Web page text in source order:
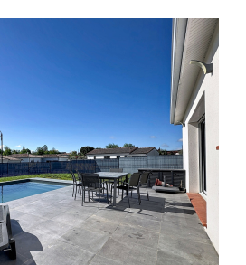
voir le bien